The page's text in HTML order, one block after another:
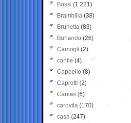
Bossi (1.221)
Brambilla (38)
Brunetta (83)
Burlando (26)
Camogli (2)
canile (4)
Cappello (8)
Caprotti (2)
Caritas (6)
carovita (170)
casa (247)